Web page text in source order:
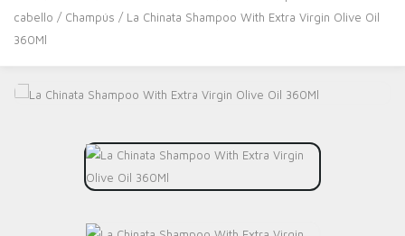
cabello / Champús / La Chinata Shampoo With Extra Virgin Olive Oil
360Ml